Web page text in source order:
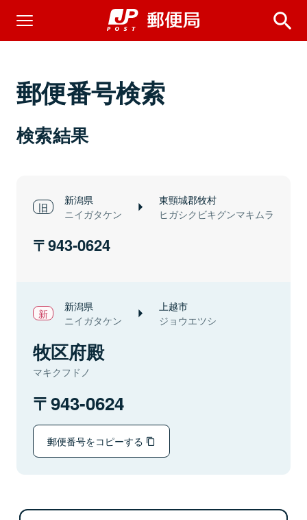
郵便番号検索
検索結果
新潟県
ニイガタケン
東頸城郡牧村
ヒガシクビキグンマキムラ
943-0624
新潟県
ニイガタケン
上越市
ジョウエツシ
牧区府殿
マキクフドノ
943-0624
郵便番号をコピーする